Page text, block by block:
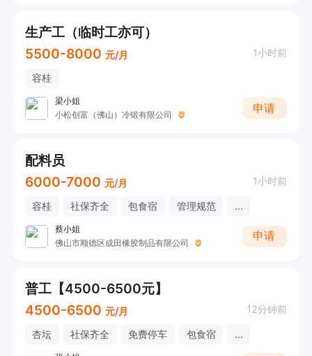
生产工（临时工亦可）
5500-8000 元/月 1小时前
容桂
梁小姐
小松创富（佛山）冷锻有限公司
申请
配料员
6000-7000 元/月 1小时前
容桂 社保齐全 包食宿 管理规范 ...
蔡小姐
佛山市顺德区成田橡胶制品有限公司
申请
普工【4500-6500元】
4500-6500 元/月 12分钟前
杏坛 社保齐全 免费停车 包食宿 ...